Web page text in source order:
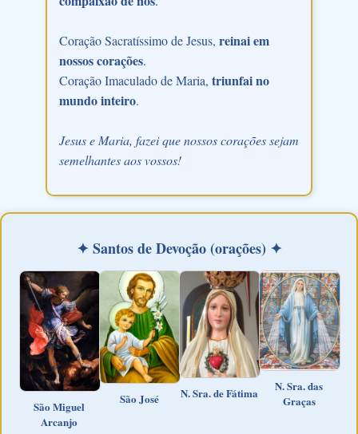
Coração Sacratíssimo de Jesus, reinai em
nossos corações.
Coração Imaculado de Maria, triunfai no
mundo inteiro.
Jesus e Maria, fazei que nossos corações sejam
semelhantes aos vossos!
✦ Santos de Devoção (orações) ✦
São Miguel
Arcanjo
São José N. Sra. de Fátima
N. Sra. das
Graças